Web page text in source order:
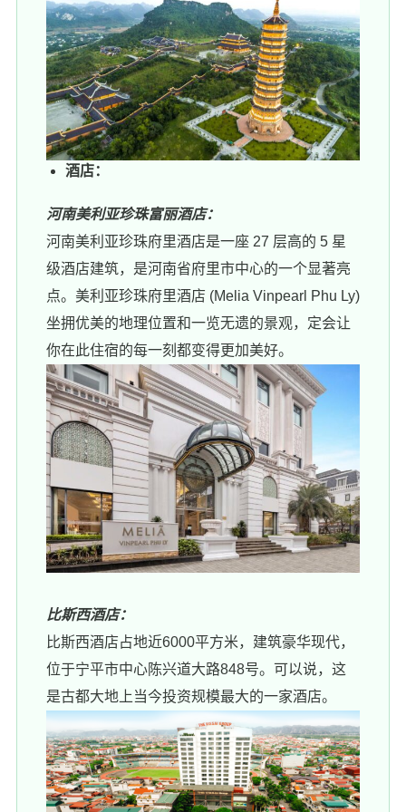
酒店：
河南美利亚珍珠富丽酒店：
河南美利亚珍珠府里酒店是一座 27 层高的 5 星
级酒店建筑，是河南省府里市中心的一个显著亮
点。美利亚珍珠府里酒店 (Melia Vinpearl Phu Ly)
坐拥优美的地理位置和一览无遗的景观，定会让
你在此住宿的每一刻都变得更加美好。
比斯西酒店：
比斯西酒店占地近6000平方米，建筑豪华现代，
位于宁平市中心陈兴道大路848号。可以说，这
是古都大地上当今投资规模最大的一家酒店。